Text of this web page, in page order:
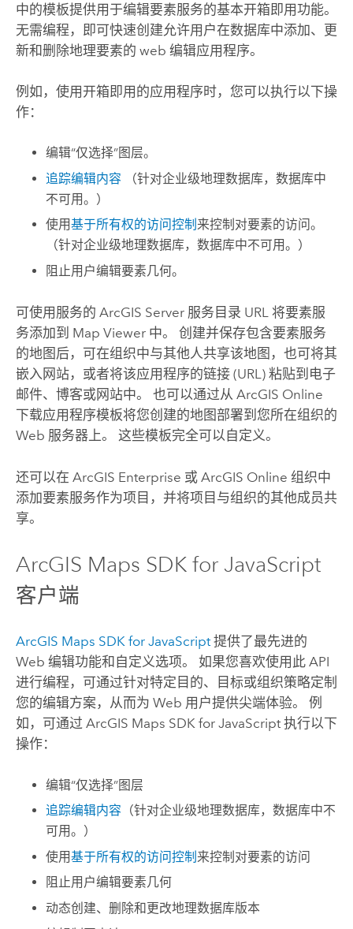
中的模板提供用于编辑要素服务的基本开箱即用功能。
无需编程，即可快速创建允许用户在数据库中添加、更
新和删除地理要素的 web 编辑应用程序。
例如，使用开箱即用的应用程序时，您可以执行以下操
作：
编辑“仅选择”图层。
追踪编辑内容 （针对企业级地理数据库，数据库中
不可用。）
使用基于所有权的访问控制 来控制对要素的访问。
（针对企业级地理数据库，数据库中不可用。）
阻止用户编辑要素几何。
可使用服务的 ArcGIS Server服务目录 URL 将要素服
务添加到 Map Viewer中。 创建并保存包含要素服务
的地图后，可在组织中与其他人共享该地图，也可将其
嵌入网站，或者将该应用程序的链接 (URL) 粘贴到电子
邮件、博客或网站中。 也可以通过从 ArcGIS Online
下载应用程序模板将您创建的地图部署到您所在组织的
Web 服务器上。 这些模板完全可以自定义。
还可以在 ArcGIS Enterprise 或 ArcGIS Online 组织中
添加要素服务作为项目，并将项目与组织的其他成员共
享。
ArcGIS Maps SDK for JavaScript
客户端
ArcGIS Maps SDK for JavaScript提供了最先进的
Web 编辑功能和自定义选项。 如果您喜欢使用此 API
进行编程，可通过针对特定目的、目标或组织策略定制
您的编辑方案，从而为 Web 用户提供尖端体验。 例
如，可通过 ArcGIS Maps SDK for JavaScript执行以下
操作：
编辑“仅选择”图层
追踪编辑内容 （针对企业级地理数据库，数据库中不
可用。）
使用基于所有权的访问控制 来控制对要素的访问
阻止用户编辑要素几何
动态创建、删除和更改地理数据库版本